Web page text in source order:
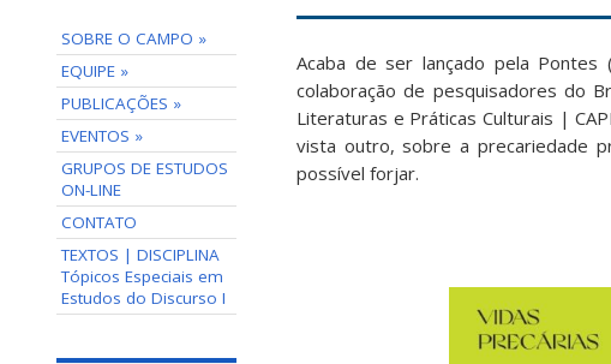
SOBRE O CAMPO »
EQUIPE »
PUBLICAÇÕES »
EVENTOS »
GRUPOS DE ESTUDOS
ON-LINE
CONTATO
TEXTOS | DISCIPLINA
Tópicos Especiais em
Estudos do Discurso I
Acaba de ser lançado pela Pontes (
colaboração de pesquisadores do
Literaturas e Práticas Culturais |
vista outro, sobre a precariedade
possível forjar.